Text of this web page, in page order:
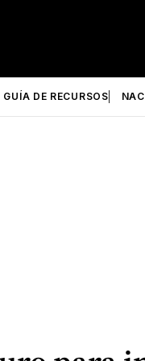
GUÍA DE RECURSOS